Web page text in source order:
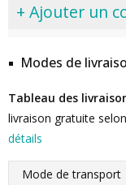
+ Ajouter un
Modes de
Tableau des
livraison gratuite
détails
Mode de transport